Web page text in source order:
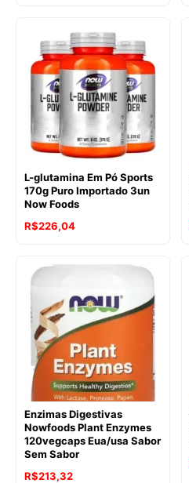
L-glutamina Em Pó Sports
170g Puro Importado 3un
Now Foods
R$226,04
Enzimas Digestivas
Nowfoods Plant Enzymes
120vegcaps Eua/usa Sabor
Sem Sabor
R$213,32